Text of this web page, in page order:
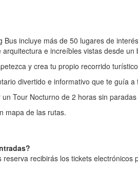
Bus incluye más de 50 lugares de
e increíbles vistas desde un
y crea tu propio recorrido
divertido e informativo que te guía
Tour Nocturno de 2 horas sin
mapa de las rutas.
reserva recibirás los tickets electrónicos